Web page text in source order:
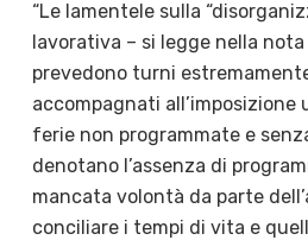
“Le lamentele sulla
lavorativa – si legge nella nota
prevedono turni
accompagnati all’imposizione
ferie non programmate e
denotano l’assenza di
mancata volontà da parte
conciliare i tempi di vita e